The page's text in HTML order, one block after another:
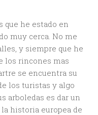
que he estado en
muy cerca. No me
y siempre que he
los rincones mas
se encuentra su
los turistas y algo
arboledas es dar un
historia europea de